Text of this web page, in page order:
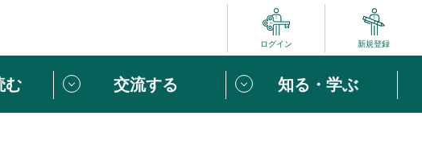
ログイン 新規登録
む 交流する 知る・学ぶ